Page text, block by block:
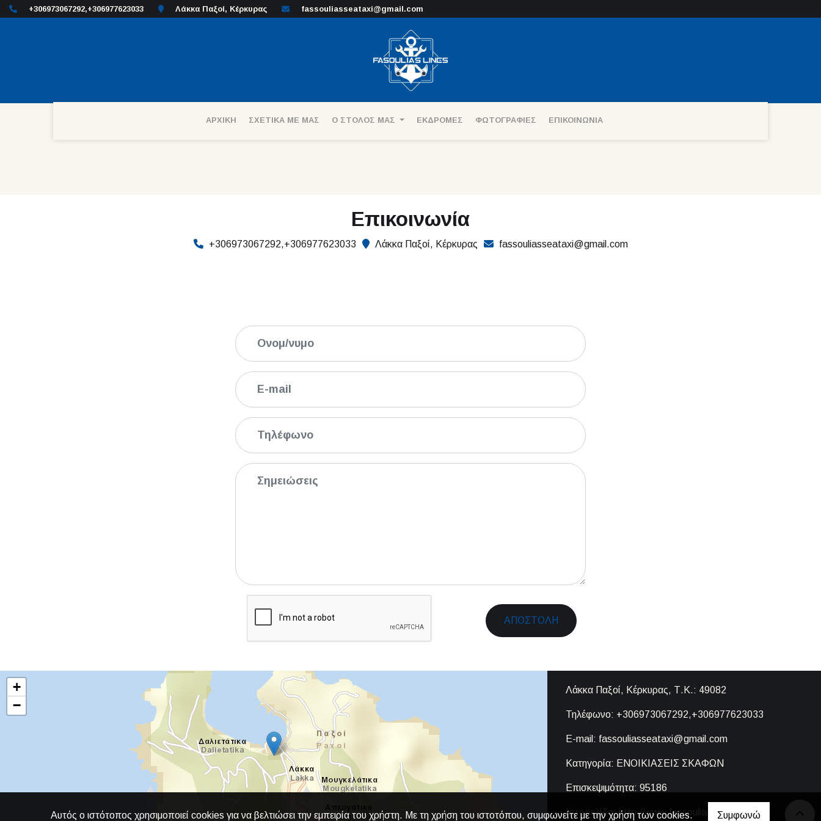
+306973067292,+306977623033 Λάκκα Παξοί, Κέρκυρας fassouliasseataxi@gmail.com
ΑΡΧΙΚΗ ΣΧΕΤΙΚΑ ΜΕ ΜΑΣ Ο ΣΤΟΛΟΣ ΜΑΣ ΕΚΔΡΟΜΕΣ ΦΩΤΟΓΡΑΦΙΕΣ ΕΠΙΚΟΙΝΩΝΙΑ
Επικοινωνία
+306973067292,+306977623033 Λάκκα Παξοί, Κέρκυρας fassouliasseataxi@gmail.com
+
−
Λάκκα Παξοί, Κέρκυρας, Τ.Κ.: 49082
Τηλέφωνο: +306973067292,+306977623033
E-mail: fassouliasseataxi@gmail.com
Κατηγορία: ΕΝΟΙΚΙΑΣΕΙΣ ΣΚΑΦΩΝ
Επισκεψιμότητα: 95186
Ιστοσελίδα:http://www.fassoulias-lines.gr
ΑΠΟΣΤΟΛΉ
Αυτός ο ιστότοπος χρησιμοποιεί cookies για να βελτιώσει την εμπειρία του χρήστη. Με τη χρήση του ιστοτόπου, συμφωνείτε με την χρήση των cookies. Συμφωνώ